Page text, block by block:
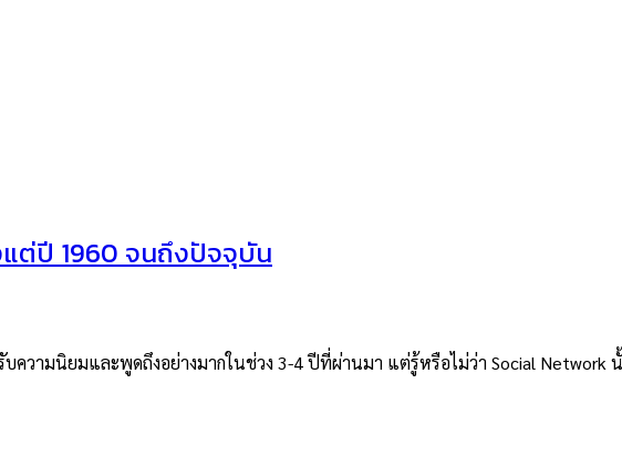
ต่ปี 1960 จนถึงปัจจุบัน
บความนิยมและพูดถึงอย่างมากในช่วง 3-4 ปีที่ผ่านมา แต่รู้หรือไม่ว่า Social